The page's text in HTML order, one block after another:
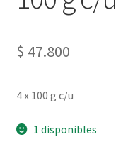
$ 47.800
4 x 100 g c/u
1 disponibles